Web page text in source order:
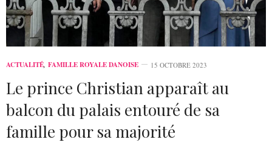
ACTUALITÉ, FAMILLE ROYALE DANOISE 15 OCTOBRE 2023
Le prince Christian apparaît au
balcon du palais entouré de sa
famille pour sa majorité